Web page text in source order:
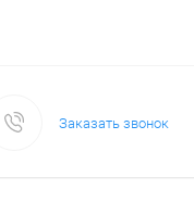
Заказать звонок